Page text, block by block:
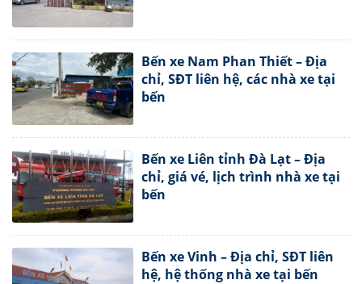
Bến xe Nam Phan Thiết – Địa
chỉ, SĐT liên hệ, các nhà xe tại
bến
Bến xe Liên tỉnh Đà Lạt – Địa
chỉ, giá vé, lịch trình nhà xe tại
bến
Bến xe Vinh – Địa chỉ, SĐT liên
hệ, hệ thống nhà xe tại bến